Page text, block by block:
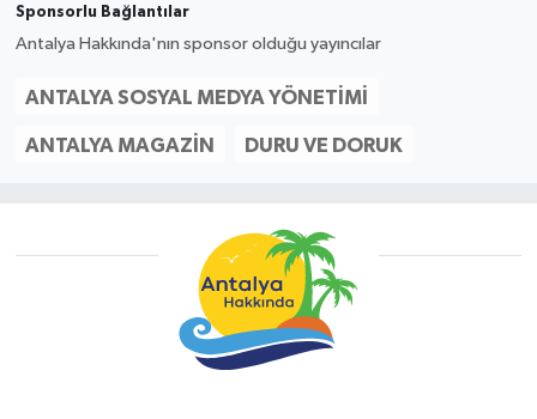
Sponsorlu Bağlantılar
Antalya Hakkında'nın sponsor olduğu yayıncılar
ANTALYA SOSYAL MEDYA YÖNETIMI
ANTALYA MAGAZIN DURU VE DORUK